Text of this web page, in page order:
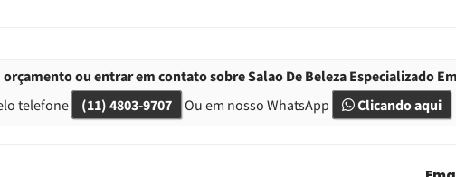
ou entrar em contato sobre Salao De Beleza Especializado
telefone
(11) 4803-9707 Ou em nosso WhatsApp Clicando aqui